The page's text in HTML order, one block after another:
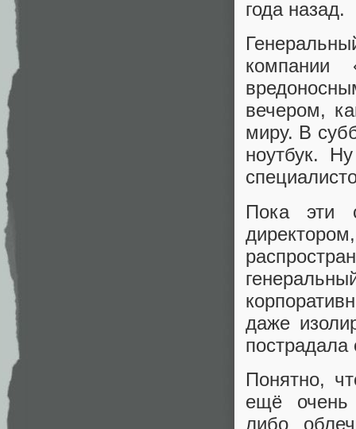
года назад.
компании
вечером,
миру. В
ноутбук.
Пока эти
даже
пострадала
Понятно,
ещё очень
либо